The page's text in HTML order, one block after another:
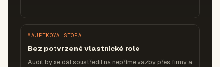
MAJETKOVÁ STOPA
Bez potvrzené vlastnické role
Audit by se dál soustředil na nepřímé vazby přes firmy a